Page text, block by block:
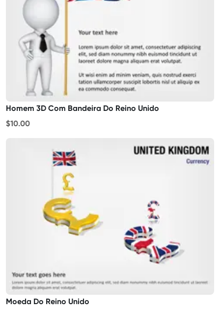
Homem 3D Com Bandeira Do Reino Unido
$10.00
Moeda Do Reino Unido